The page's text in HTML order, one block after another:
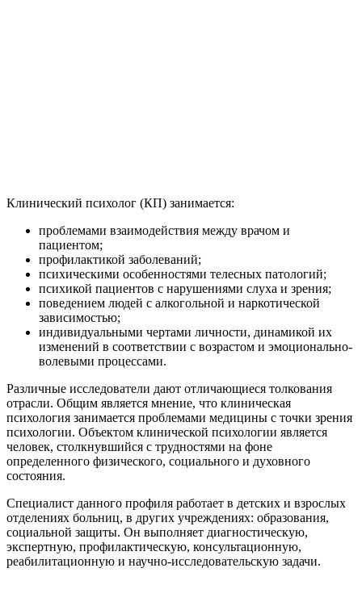
Клинический психолог (КП) занимается:
проблемами взаимодействия между врачом и
пациентом;
профилактикой заболеваний;
психическими особенностями телесных патологий;
психикой пациентов с нарушениями слуха и зрения;
поведением людей с алкогольной и наркотической
зависимостью;
индивидуальными чертами личности, динамикой их
изменений в соответствии с возрастом и эмоционально-
волевыми процессами.
Различные исследователи дают отличающиеся толкования
отрасли. Общим является мнение, что клиническая
психология занимается проблемами медицины с точки зрения
психологии. Объектом клинической психологии является
человек, столкнувшийся с трудностями на фоне
определенного физического, социального и духовного
состояния.
Специалист данного профиля работает в детских и взрослых
отделениях больниц, в других учреждениях: образования,
социальной защиты. Он выполняет диагностическую,
экспертную, профилактическую, консультационную,
реабилитационную и научно-исследовательскую задачи.